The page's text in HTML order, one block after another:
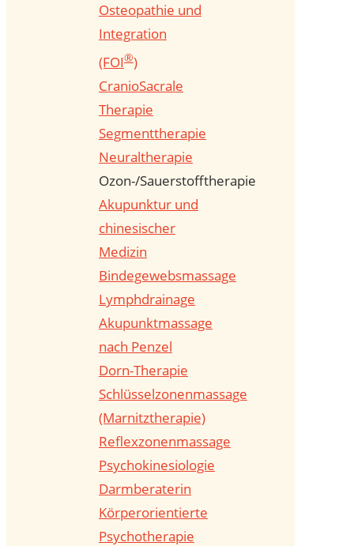
Osteopathie und
Integration
(FOI®)
CranioSacrale
Therapie
Segmenttherapie
Neuraltherapie
Ozon-/Sauerstofftherapie
Akupunktur und
chinesischer
Medizin
Bindegewebsmassage
Lymphdrainage
Akupunktmassage
nach Penzel
Dorn-Therapie
Schlüsselzonenmassage
(Marnitztherapie)
Reflexzonenmassage
Psychokinesiologie
Darmberaterin
Körperorientierte
Psychotherapie